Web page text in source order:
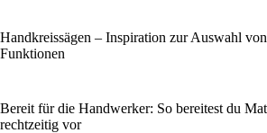
Handkreissägen – Inspiration zur Auswahl
Funktionen
Bereit für die Handwerker: So bereitest du
rechtzeitig vor